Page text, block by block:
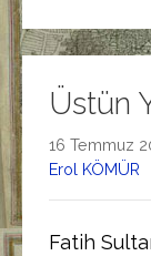
Üstün
16 Temmuz
Erol KÖMÜR
Fatih